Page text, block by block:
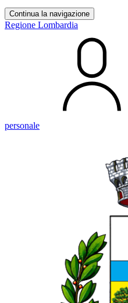
Continua la navigazione
Regione Lombardia
personale